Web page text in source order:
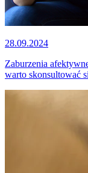
28.09.2024
Zaburzenia
warto skonsultować